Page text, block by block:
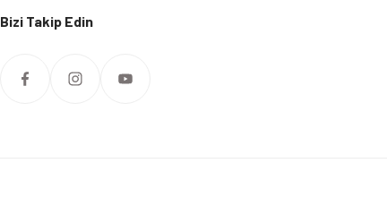
Bizi Takip Edin